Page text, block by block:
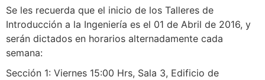
Se les recuerda que el inicio de los Talleres de
Introducción a la Ingeniería es el 01 de Abril de 2016, y
serán dictados en horarios alternadamente cada
semana:
Sección 1: Viernes 15:00 Hrs, Sala 3, Edificio de